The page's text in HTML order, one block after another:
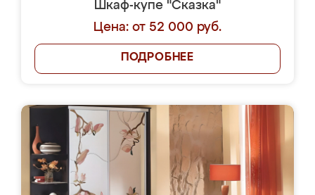
Шкаф-купе "Сказка"
Цена: от 52 000 руб.
ПОДРОБНЕЕ